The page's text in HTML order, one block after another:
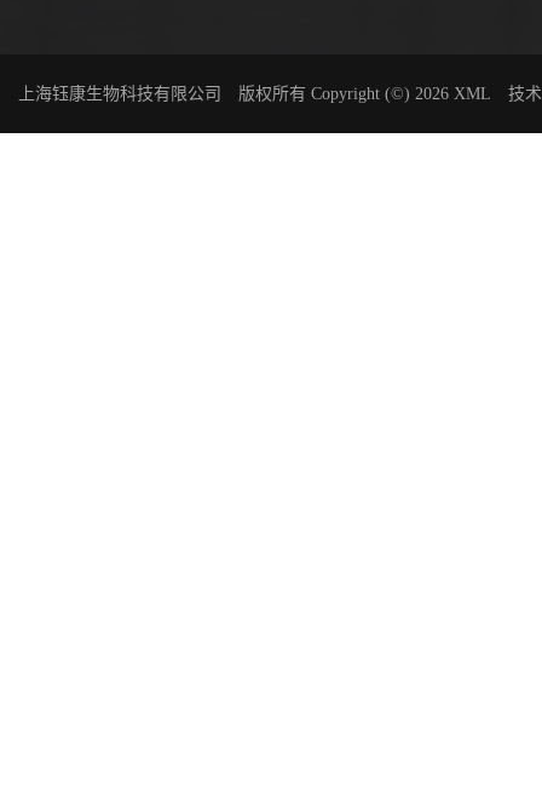
上海钰康生物科技有限公司 版权所有 Copyright (©) 2026 XML 技